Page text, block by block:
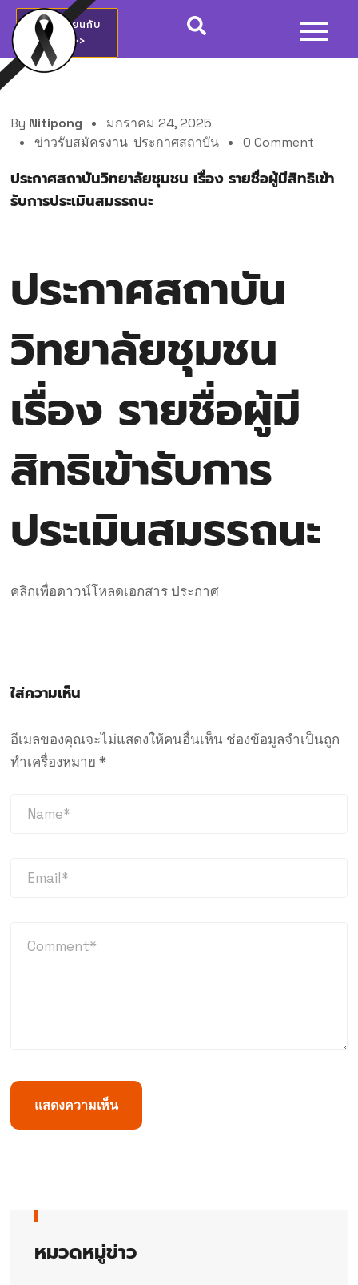
สมัครเรียนกับ
วชช.>>
By Nitipong
มกราคม 24, 2025
ข่าวรับสมัครงาน, ประกาศสถาบัน 0 Comment
ประกาศสถาบันวิทยาลัยชุมชน เรื่อง รายชื่อผู้มีสิทธิเข้า
รับการประเมินสมรรถนะ
ประกาศสถาบัน
วิทยาลัยชุมชน
เรื่อง รายชื่อผู้มี
สิทธิเข้ารับการ
ประเมินสมรรถนะ
คลิกเพื่อดาวน์โหลดเอกสาร ประกาศ
ใส่ความเห็น
อีเมลของคุณจะไม่แสดงให้คนอื่นเห็น ช่องข้อมูลจำเป็นถูก
ทำเครื่องหมาย *
หมวดหมู่ข่าว